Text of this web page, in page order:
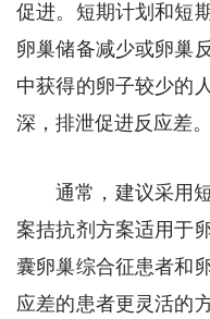
促进。短期计划和短
卵巢储备减少或卵巢
中获得的卵子较少的
深，排泄促进反应差。
通常，建议采用
案拮抗剂方案适用于
囊卵巢综合征患者和
应差的患者更灵活的